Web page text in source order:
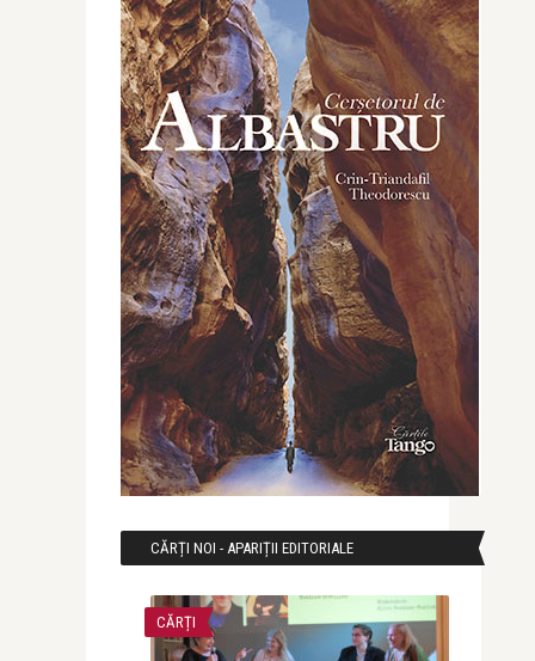
CĂRȚI NOI - APARIȚII EDITORIALE
CĂRȚI